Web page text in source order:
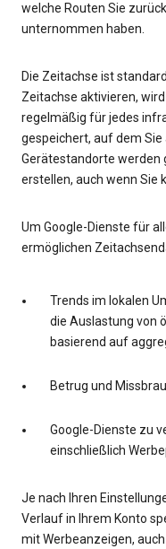
welche Routen Sie
unternommen haben.
Die Zeitachse ist
Zeitachse aktivieren,
regelmäßig für jedes
gespeichert, auf dem Sie
Gerätestandorte werden
erstellen, auch wenn Sie
Um Google-Dienste für
ermöglichen
Trends im lokalen
die Auslastung von
basierend auf
Betrug und
Google-Dienste zu
einschließlich
Je nach Ihren
Verlauf in Ihrem Konto
mit Werbeanzeigen,